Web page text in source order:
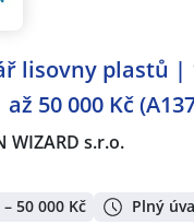
lisovny plastů |
50 000 Kč
WIZARD s.r.o.
50 000 Kč Plný